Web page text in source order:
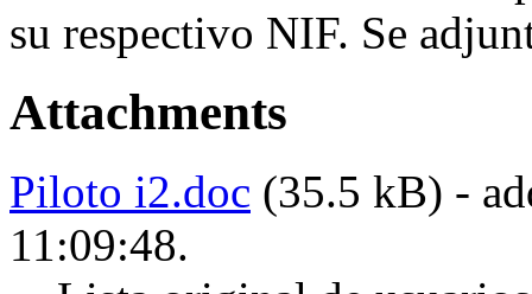
su respectivo NIF. Se
Attachments
Piloto i2.doc (35.5 kB) -
11:09:48.